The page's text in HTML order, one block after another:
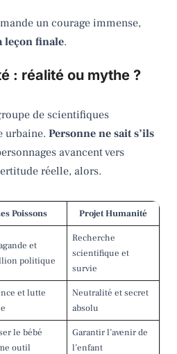
un courage immense,
leçon finale.
: réalité ou mythe ?
de scientifiques
urbaine. Personne ne sait s’ils
avancent vers
réelle, alors.
Poissons Projet Humanité
et
politique
Recherche
scientifique et
survie
et lutte
Neutralité et secret
absolu
le bébé
outil
Garantir l’avenir de
l’enfant